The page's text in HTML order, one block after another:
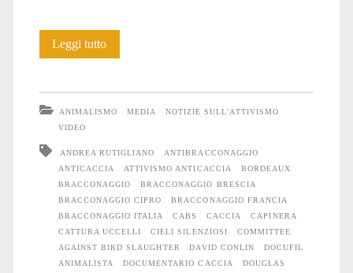
Leggi tutto“Emptying
docufilm
da
vedere
ANIMALISMO MEDIA
NOTIZIE SULL'ATTIVISMO
VIDEO
ANDREA RUTIGLIANO
ANTIBRACCONAGGIO
ANTICACCIA
ATTIVISMO ANTICACCIA
BORDEAUX
BRACCONAGGIO
BRACCONAGGIO BRESCIA
BRACCONAGGIO CIPRO
BRACCONAGGIO FRANCIA
BRACCONAGGIO ITALIA
CABS CACCIA
CAPINERA
CATTURA UCCELLI
CIELI SILENZIOSI
COMMITTEE
AGAINST BIRD SLAUGHTER
DAVID CONLIN
DOCUFIL
ANIMALISTA
DOCUMENTARIO CACCIA
DOUGLAS